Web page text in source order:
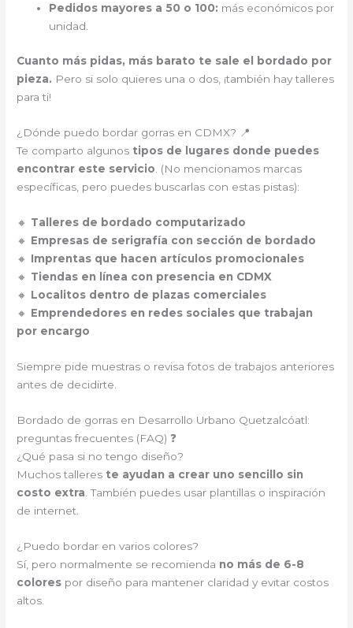
Pedidos mayores a 50 o 100: más económicos por
unidad.
Cuanto más pidas, más barato te sale el bordado por
pieza. Pero si solo quieres una o dos, ¡también hay talleres
para ti!
¿Dónde puedo bordar gorras en CDMX? 📍
Te comparto algunos tipos de lugares donde puedes
encontrar este servicio. (No mencionamos marcas
específicas, pero puedes buscarlas con estas pistas):
🔸 Talleres de bordado computarizado
🔸 Empresas de serigrafía con sección de bordado
🔸 Imprentas que hacen artículos promocionales
🔸 Tiendas en línea con presencia en CDMX
🔸 Localitos dentro de plazas comerciales
🔸 Emprendedores en redes sociales que trabajan
por encargo
Siempre pide muestras o revisa fotos de trabajos anteriores
antes de decidirte.
Bordado de gorras en Desarrollo Urbano Quetzalcóatl:
preguntas frecuentes (FAQ) ❓
¿Qué pasa si no tengo diseño?
Muchos talleres te ayudan a crear uno sencillo sin
costo extra . También puedes usar plantillas o inspiración
de internet.
¿Puedo bordar en varios colores?
Sí, pero normalmente se recomienda no más de 6-8
colores por diseño para mantener claridad y evitar costos
altos.